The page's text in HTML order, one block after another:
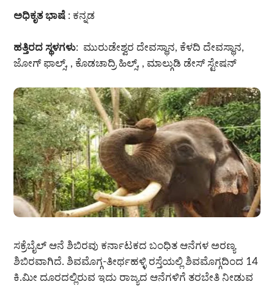
ಅಧಿಕೃತ ಭಾಷೆ : ಕನ್ನಡ
ಹತ್ತಿರದ ಸ್ಥಳಗಳು: ಮುರುಡೇಶ್ವರ ದೇವಸ್ಥಾನ, ಕೆಳದಿ ದೇವಸ್ಥಾನ,
ಜೋಗ್ ಫಾಲ್ಸ್, , ಕೊಡಚಾದ್ರಿ ಹಿಲ್ಸ್, , ಮಾಲ್ಗುಡಿ ಡೇಸ್ ಸ್ಟೇಷನ್
ಸಕ್ರೆಬೈಲ್ ಆನೆ ಶಿಬಿರವು ಕರ್ನಾಟಕದ ಬಂಧಿತ ಆನೆಗಳ ಅರಣ್ಯ
ಶಿಬಿರವಾಗಿದೆ. ಶಿವಮೊಗ್ಗ-ತೀರ್ಥಹಳ್ಳಿ ರಸ್ತೆಯಲ್ಲಿ ಶಿವಮೊಗ್ಗದಿಂದ 14
ಕಿ.ಮೀ ದೂರದಲ್ಲಿರುವ ಇದು ರಾಜ್ಯದ ಆನೆಗಳಿಗೆ ತರಬೇತಿ ನೀಡುವ